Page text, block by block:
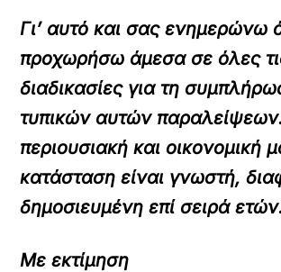
Γι’ αυτό και σας ενημερώνω
προχωρήσω άμεσα σε όλες
διαδικασίες για τη
τυπικών αυτών
περιουσιακή και οικονομική
κατάσταση είναι γνωστή,
δημοσιευμένη επί σειρά
Με εκτίμηση